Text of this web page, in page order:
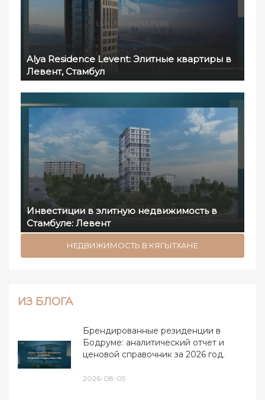
Alya Residence Levent: Элитные квартиры в
Левент, Стамбул
Инвестиции в элитную недвижимость в
Стамбуле: Левент
НЕДВИЖИМОСТЬ В КЯГЫТХАНЕ
ИЗ БЛОГА
Брендированные резиденции в
Бодруме: аналитический отчет и
ценовой справочник за 2026 год.
2026-08-05